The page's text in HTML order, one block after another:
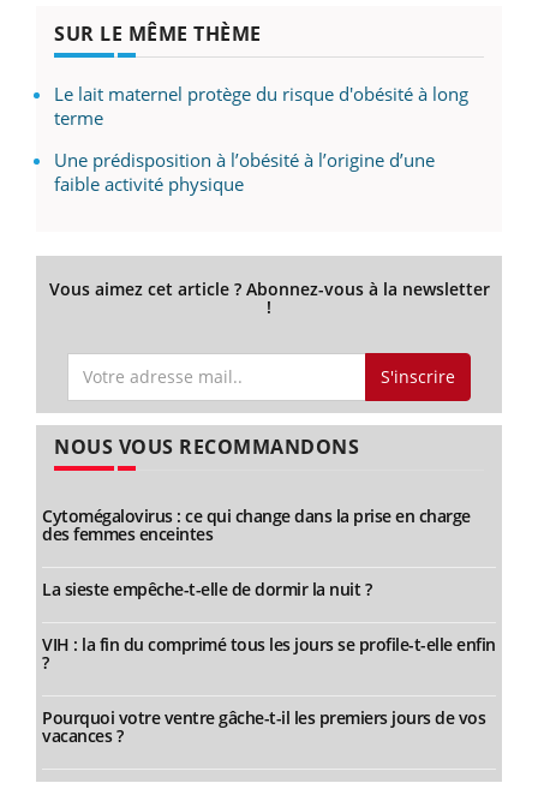
SUR LE MÊME THÈME
Le lait maternel protège du risque d'obésité à long
terme
Une prédisposition à l’obésité à l’origine d’une
faible activité physique
Vous aimez cet article ? Abonnez-vous à la newsletter
!
S'inscrire
NOUS VOUS RECOMMANDONS
Cytomégalovirus : ce qui change dans la prise en charge
des femmes enceintes
La sieste empêche-t-elle de dormir la nuit ?
VIH : la fin du comprimé tous les jours se profile-t-elle enfin
?
Pourquoi votre ventre gâche-t-il les premiers jours de vos
vacances ?